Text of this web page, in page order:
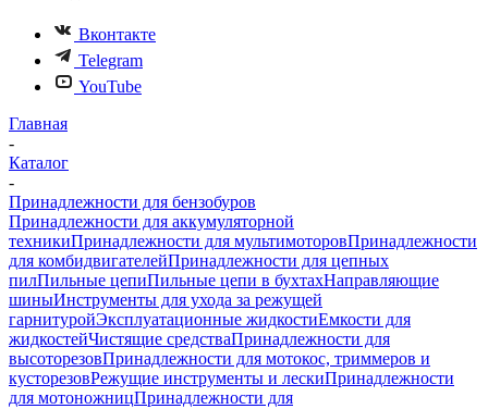
Вконтакте
Telegram
YouTube
Главная
-
Каталог
-
Принадлежности для бензобуров
Принадлежности для аккумуляторной
техникиПринадлежности для мультимоторовПринадлежности
для комбидвигателейПринадлежности для цепных
пилПильные цепиПильные цепи в бухтахНаправляющие
шиныИнструменты для ухода за режущей
гарнитуройЭксплуатационные жидкостиЕмкости для
жидкостейЧистящие средстваПринадлежности для
высоторезовПринадлежности для мотокос, триммеров и
кусторезовРежущие инструменты и лескиПринадлежности
для мотоножницПринадлежности для